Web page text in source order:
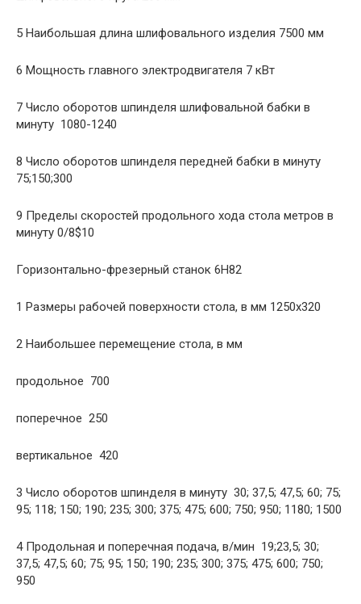
5 Наибольшая длина шлифовального изделия 7500 мм
6 Мощность главного электродвигателя 7 кВт
7 Число оборотов шпинделя шлифовальной бабки в
минуту  1080-1240
8 Число оборотов шпинделя передней бабки в минуту
75;150;300
9 Пределы скоростей продольного хода стола метров в
минуту 0/8$10
Горизонтально-фрезерный станок 6Н82
1 Размеры рабочей поверхности стола, в мм 1250х320
2 Наибольшее перемещение стола, в мм
продольное  700
поперечное  250
вертикальное  420
3 Число оборотов шпинделя в минуту  30; 37,5; 47,5; 60; 75;
95; 118; 150; 190; 235; 300; 375; 475; 600; 750; 950; 1180; 1500
4 Продольная и поперечная подача, в/мин  19;23,5; 30;
37,5; 47,5; 60; 75; 95; 150; 190; 235; 300; 375; 475; 600; 750;
950